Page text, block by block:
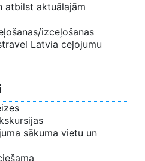
atbilst aktuālajām
izceļošanas
Latvia ceļojumu
sākuma vietu un